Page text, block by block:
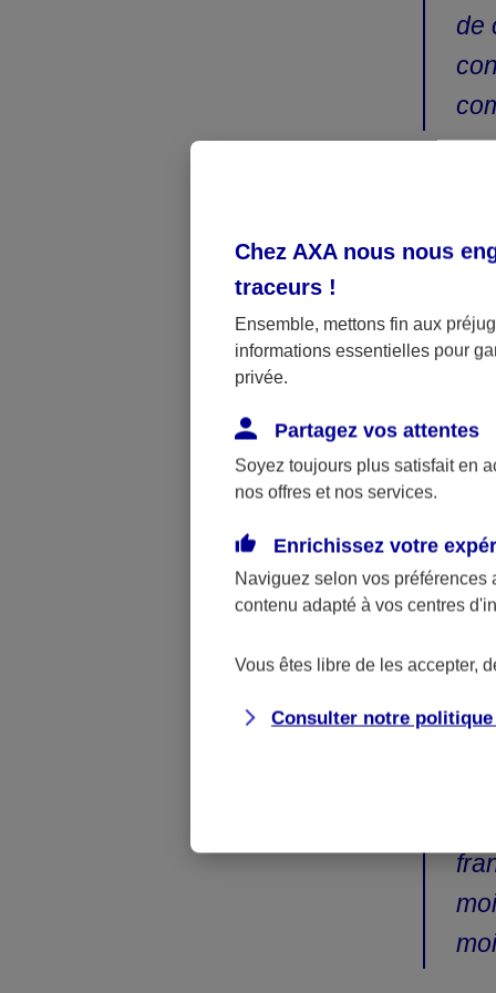
de
Petit rappel
vous sera
indiqué
sur les tarifs
de votre
rappelez-
Par exemple
franchise de
Car en cas
l’assureur B.
A
Chez AXA nous nous
traceurs !
Ensemble, mettons fin aux
informations essentielles pour
privée.
Partagez vos attentes
Soyez toujours plus satisfait en
nos offres et nos services.
Enrichissez votre
Naviguez selon vos préférences
contenu adapté à vos centres
Vous êtes libre de les accepter,
Consulter notre politique